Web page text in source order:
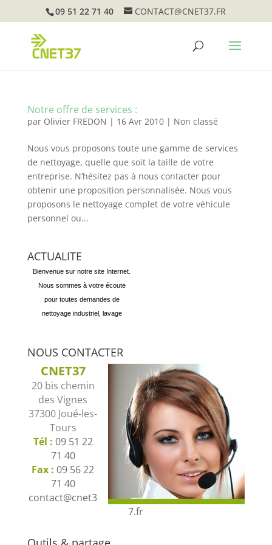
09 51 22 71 40 CONTACT@CNET37.FR
Notre offre de services :
par Olivier FREDON | 16 Avr 2010| Non classé
Nous vous proposons toute une gamme de services
de nettoyage, quelle que soit la taille de votre
entreprise. N’hésitez pas à nous contacter pour
obtenir une proposition personnalisée. Nous vous
proposons le nettoyage complet de votre véhicule
personnel ou...
ACTUALITE
Bienvenue sur notre site Internet.
Nous sommes à votre écoute
pour toutes demandes de
nettoyage industriel, lavage
automobile écologique à la vapeur
Notre solution de nettoyage bio
préservez votre environnement.
NOUS CONTACTER
CNET37
20 bis chemin
des Vignes
37300 Joué-les-
Tours
Tél : 09 51 22
71 40
Fax : 09 56 22
71 40
contact@cnet3
7.fr